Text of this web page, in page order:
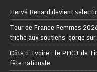
Hervé Renard devient
Tour de France Femmes
triche aux soutiens-gorge
Côte d’Ivoire : le PDCI de
fête nationale